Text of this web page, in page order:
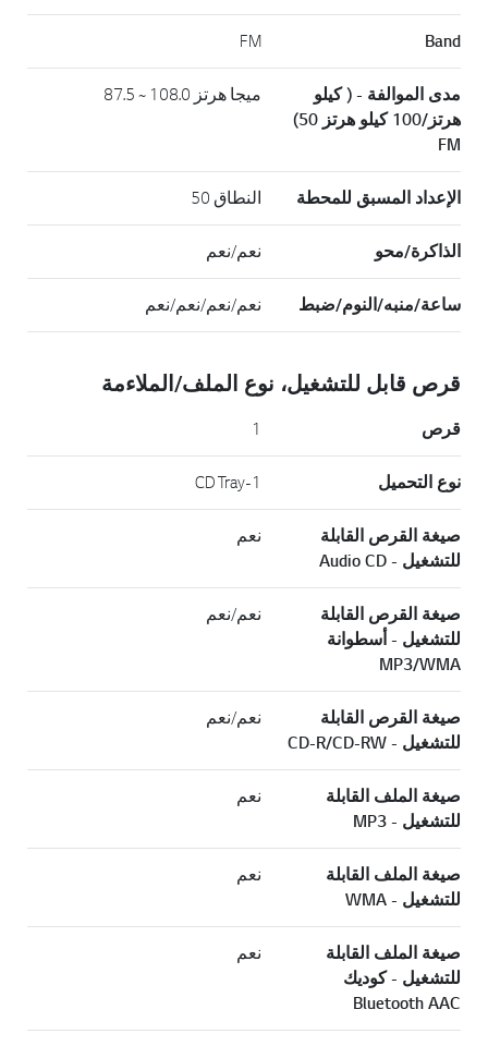
Band
FM
مدى الموالفة - ( كيلو
هرتز/100 كيلو هرتز 50)
FM
ميجا هرتز 108.0 ~ 87.5
الإعداد المسبق للمحطة النطاق 50
الذاكرة/محو نعم/نعم
ساعة/منبه/النوم/ضبط نعم/نعم/نعم/نعم
قرص قابل للتشغيل، نوع الملف/الملاءمة
قرص 1
نوع التحميل 1-CD Tray
صيغة القرص القابلة
للتشغيل - Audio CD
نعم
صيغة القرص القابلة
للتشغيل - أسطوانة
MP3/WMA
نعم/نعم
صيغة القرص القابلة
للتشغيل - CD-R/CD-RW
نعم/نعم
صيغة الملف القابلة
للتشغيل - MP3
نعم
صيغة الملف القابلة
للتشغيل - WMA
نعم
صيغة الملف القابلة
للتشغيل - كوديك
Bluetooth AAC
نعم